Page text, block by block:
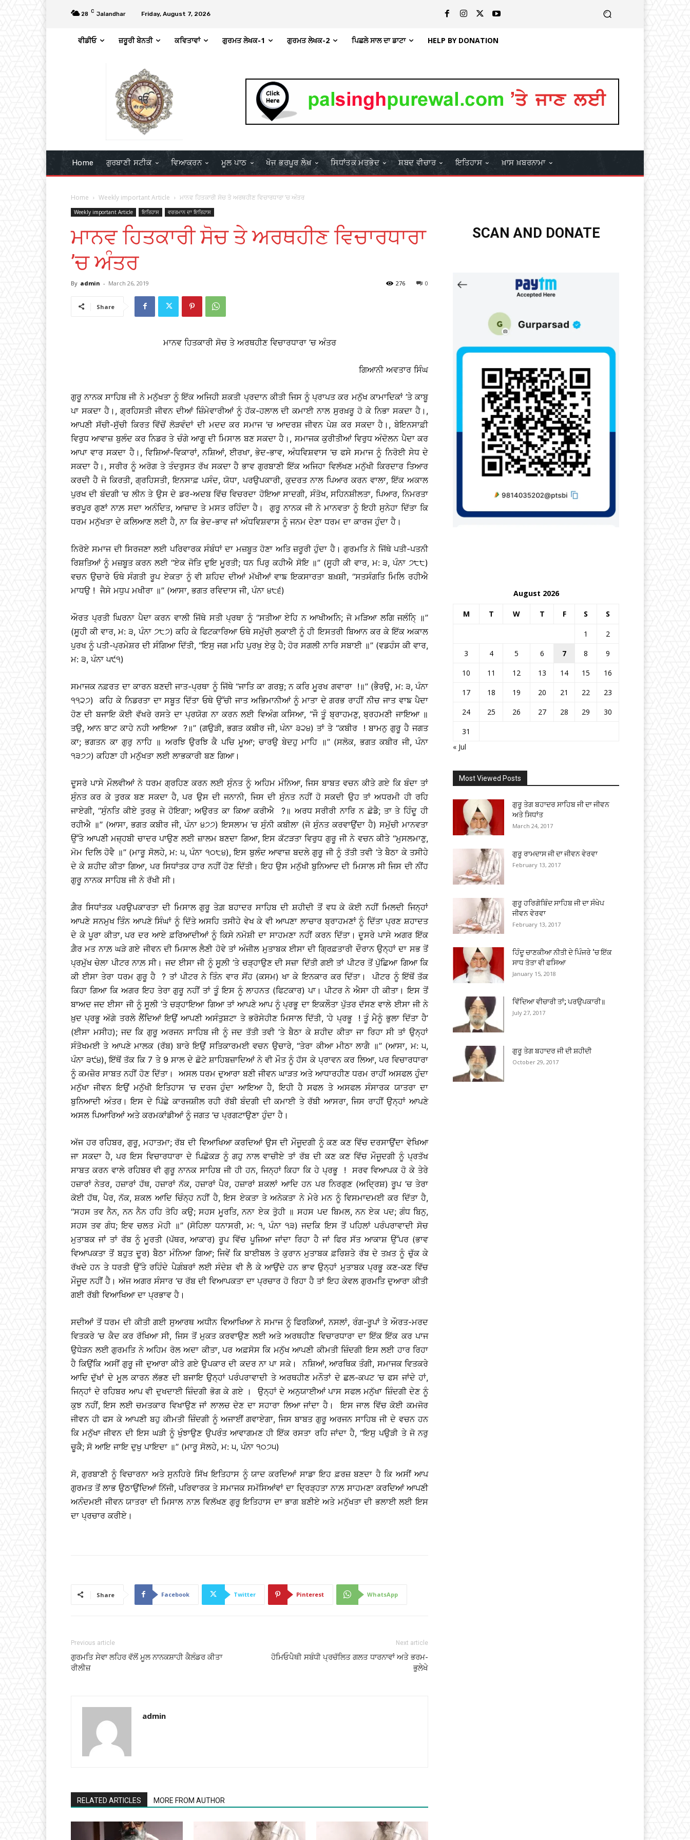
28 C Jalandhar Friday, August 7, 2026
ਵੀਡੀਓ ਜ਼ਰੂਰੀ ਬੇਨਤੀ ਕਵਿਤਾਵਾਂ ਗੁਰਮਤ ਲੇਖਕ-1 ਗੁਰਮਤ ਲੇਖਕ-2 ਪਿਛਲੇ ਸਾਲ ਦਾ ਡਾਟਾ HELP BY DONATION
Home ਗੁਰਬਾਣੀ ਸਟੀਕ ਵਿਆਕਰਨ ਮੂਲ ਪਾਠ ਖੋਜ ਭਰਪੂਰ ਲੇਖ ਸਿਧਾਂਤਕ ਮਤਭੇਦ ਸ਼ਬਦ ਵੀਚਾਰ ਇਤਿਹਾਸ ਖ਼ਾਸ ਖ਼ਬਰਨਾਮਾ
Home Weekly important Article ਮਾਨਵ ਹਿਤਕਾਰੀ ਸੋਚ ਤੇ ਅਰਥਹੀਣ ਵਿਚਾਰਧਾਰਾ ’ਚ ਅੰਤਰ
Weekly important Article ਇਤਿਹਾਸ ਵਰਤਮਾਨ ਦਾ ਇਤਿਹਾਸ
ਮਾਨਵ ਹਿਤਕਾਰੀ ਸੋਚ ਤੇ ਅਰਥਹੀਣ ਵਿਚਾਰਧਾਰਾ
’ਚ ਅੰਤਰ
By admin - March 26, 2019 0
276
Share
ਮਾਨਵ ਹਿਤਕਾਰੀ ਸੋਚ ਤੇ ਅਰਥਹੀਣ ਵਿਚਾਰਧਾਰਾ ’ਚ ਅੰਤਰ
ਗਿਆਨੀ ਅਵਤਾਰ ਸਿੰਘ
ਗੁਰੂ ਨਾਨਕ ਸਾਹਿਬ ਜੀ ਨੇ ਮਨੁੱਖਤਾ ਨੂੰ ਇੱਕ ਅਜਿਹੀ ਸ਼ਕਤੀ ਪ੍ਰਦਾਨ ਕੀਤੀ ਜਿਸ ਨੂੰ ਪ੍ਰਾਪਤ ਕਰ ਮਨੁੱਖ ਕਾਮਾਦਿਕਾਂ ’ਤੇ ਕਾਬੂ
ਪਾ ਸਕਦਾ ਹੈ।, ਗ੍ਰਹਿਸਤੀ ਜੀਵਨ ਦੀਆਂ ਜ਼ਿੰਮੇਵਾਰੀਆਂ ਨੂੰ ਹੱਕ-ਹਲਾਲ ਦੀ ਕਮਾਈ ਨਾਲ ਸੁਰਖ਼ਰੂ ਹੋ ਕੇ ਨਿਭਾ ਸਕਦਾ ਹੈ।,
ਆਪਣੀ ਸੱਚੀ-ਸੁੱਚੀ ਕਿਰਤ ਵਿੱਚੋਂ ਲੋੜਵੰਦਾਂ ਦੀ ਮਦਦ ਕਰ ਸਮਾਜ ’ਚ ਆਦਰਸ਼ ਜੀਵਨ ਪੇਸ਼ ਕਰ ਸਕਦਾ ਹੈ।, ਬੇਇਨਸਾਫ਼ੀ
ਵਿਰੁਧ ਆਵਾਜ਼ ਬੁਲੰਦ ਕਰ ਨਿਡਰ ਤੇ ਚੰਗੇ ਆਗੂ ਦੀ ਮਿਸਾਲ ਬਣ ਸਕਦਾ ਹੈ।, ਸਮਾਜਕ ਕੁਰੀਤੀਆਂ ਵਿਰੁਧ ਅੰਦੋਲਨ ਪੈਦਾ ਕਰ
ਆਪਾ ਵਾਰ ਸਕਦਾ ਹੈ।, ਵਿਸ਼ਿਆਂ-ਵਿਕਾਰਾਂ, ਨਸ਼ਿਆਂ, ਈਰਖਾ, ਭੇਦ-ਭਾਵ, ਅੰਧਵਿਸ਼ਵਾਸ ’ਚ ਫਸੇ ਸਮਾਜ ਨੂੰ ਨਿਰੋਈ ਸੇਧ ਦੇ
ਸਕਦਾ ਹੈ।, ਸਰੀਰ ਨੂੰ ਅਰੋਗ ਤੇ ਤੰਦਰੁਸਤ ਰੱਖ ਸਕਦਾ ਹੈ ਭਾਵ ਗੁਰਬਾਣੀ ਇੱਕ ਅਜਿਹਾ ਵਿਲੱਖਣ ਮਨੁੱਖੀ ਕਿਰਦਾਰ ਤਿਆਰ
ਕਰਦੀ ਹੈ ਜੋ ਕਿਰਤੀ, ਗ੍ਰਹਿਸਤੀ, ਇਨਸਾਫ਼ ਪਸੰਦ, ਯੋਧਾ, ਪਰਉਪਕਾਰੀ, ਕੁਦਰਤ ਨਾਲ ਪਿਆਰ ਕਰਨ ਵਾਲਾ, ਇੱਕ ਅਕਾਲ
ਪੁਰਖ ਦੀ ਬੰਦਗੀ ’ਚ ਲੀਨ ਤੇ ਉਸ ਦੇ ਡਰ-ਅਦਬ ਵਿੱਚ ਵਿਚਰਦਾ ਹੋਇਆ ਸਾਦਗੀ, ਸੰਤੋਖ, ਸਹਿਨਸ਼ੀਲਤਾ, ਪਿਆਰ, ਨਿਮਰਤਾ
ਭਰਪੂਰ ਗੁਣਾਂ ਨਾਲ਼ ਸਦਾ ਅਨੰਦਿਤ, ਆਜ਼ਾਦ ਤੇ ਮਸਤ ਰਹਿੰਦਾ ਹੈ। ਗੁਰੂ ਨਾਨਕ ਜੀ ਨੇ ਮਾਨਵਤਾ ਨੂੰ ਇਹੀ ਸੁਨੇਹਾ ਦਿੱਤਾ ਕਿ
ਧਰਮ ਮਨੁੱਖਤਾ ਦੇ ਕਲਿਆਣ ਲਈ ਹੈ, ਨਾ ਕਿ ਭੇਦ-ਭਾਵ ਜਾਂ ਅੰਧਵਿਸ਼ਵਾਸ ਨੂੰ ਜਨਮ ਦੇਣਾ ਧਰਮ ਦਾ ਕਾਰਜ ਹੁੰਦਾ ਹੈ।
ਨਿਰੋਏ ਸਮਾਜ ਦੀ ਸਿਰਜਣਾ ਲਈ ਪਰਿਵਾਰਕ ਸੰਬੰਧਾਂ ਦਾ ਮਜ਼ਬੂਤ ਹੋਣਾ ਅਤਿ ਜ਼ਰੂਰੀ ਹੁੰਦਾ ਹੈ। ਗੁਰਮਤਿ ਨੇ ਜਿੱਥੇ ਪਤੀ-ਪਤਨੀ
ਰਿਸ਼ਤਿਆਂ ਨੂੰ ਮਜ਼ਬੂਤ ਕਰਨ ਲਈ ‘‘ਏਕ ਜੋਤਿ ਦੁਇ ਮੂਰਤੀ; ਧਨ ਪਿਰੁ ਕਹੀਐ ਸੋਇ ॥’’ (ਸੂਹੀ ਕੀ ਵਾਰ, ਮ: ੩, ਪੰਨਾ ੭੮੮)
ਵਚਨ ਉਚਾਰੇ ਓਥੇ ਸੰਗਤੀ ਰੂਪ ਏਕਤਾ ਨੂੰ ਵੀ ਸ਼ਹਿਦ ਦੀਆਂ ਮੱਖੀਆਂ ਵਾਙ ਇਕਸਾਰਤਾ ਬਖ਼ਸ਼ੀ, ‘‘ਸਤਸੰਗਤਿ ਮਿਲਿ ਰਹੀਐ
ਮਾਧਉ ! ਜੈਸੇ ਮਧੁਪ ਮਖੀਰਾ ॥’’ (ਆਸਾ, ਭਗਤ ਰਵਿਦਾਸ ਜੀ, ਪੰਨਾ ੪੮੬)
ਔਰਤ ਪ੍ਰਤੀ ਘਿਰਨਾ ਪੈਦਾ ਕਰਨ ਵਾਲੀ ਜਿੱਥੇ ਸਤੀ ਪ੍ਰਥਾ ਨੂੰ ‘‘ਸਤੀਆ ਏਹਿ ਨ ਆਖੀਅਨਿ; ਜੋ ਮੜਿਆ ਲਗਿ ਜਲੰਨਿ੍ ॥’’
(ਸੂਹੀ ਕੀ ਵਾਰ, ਮ: ੩, ਪੰਨਾ ੭੮੭) ਕਹਿ ਕੇ ਫਿਟਕਾਰਿਆ ਓਥੇ ਸਮੁੱਚੀ ਲੁਕਾਈ ਨੂੰ ਹੀ ਇਸਤਰੀ ਬਿਆਨ ਕਰ ਕੇ ਇੱਕ ਅਕਾਲ
ਪੁਰਖ ਨੂੰ ਪਤੀ-ਪ੍ਰਮੇਸ਼ਰ ਦੀ ਸੰਗਿਆ ਦਿੱਤੀ, ‘‘ਇਸੁ ਜਗ ਮਹਿ ਪੁਰਖੁ ਏਕੁ ਹੈ; ਹੋਰ ਸਗਲੀ ਨਾਰਿ ਸਬਾਈ ॥’’ (ਵਡਹੰਸ ਕੀ ਵਾਰ,
ਮ: ੩, ਪੰਨਾ ੫੯੧)
ਸਮਾਜਕ ਨਫ਼ਰਤ ਦਾ ਕਾਰਨ ਬਣਦੀ ਜਾਤ-ਪ੍ਰਥਾ ਨੂੰ ਜਿੱਥੇ ‘‘ਜਾਤਿ ਕਾ ਗਰਬੁ; ਨ ਕਰਿ ਮੂਰਖ ਗਵਾਰਾ !॥’’ (ਭੈਰਉ, ਮ: ੩, ਪੰਨਾ
੧੧੨੭) ਕਹਿ ਕੇ ਨਿਡਰਤਾ ਦਾ ਸਬੂਤ ਦਿੱਤਾ ਓਥੇ ਉੱਚੀ ਜਾਤ ਅਭਿਮਾਨੀਆਂ ਨੂੰ ਮਾਤਾ ਦੇ ਗਰਭ ਰਾਹੀਂ ਨੀਚ ਜਾਤ ਵਾਙ ਪੈਦਾ
ਹੋਣ ਦੀ ਬਜਾਇ ਕੋਈ ਵੱਖਰੇ ਰਸਤੇ ਦਾ ਪ੍ਰਯੋਗ ਨਾ ਕਰਨ ਲਈ ਵਿਅੰਗ ਕਸਿਆ, ‘‘ਜੌ ਤੂੰ ਬ੍ਰਾਹਮਣੁ, ਬ੍ਰਹਮਣੀ ਜਾਇਆ ॥
ਤਉ, ਆਨ ਬਾਟ ਕਾਹੇ ਨਹੀ ਆਇਆ ?॥’’ (ਗਉੜੀ, ਭਗਤ ਕਬੀਰ ਜੀ, ਪੰਨਾ ੩੨੪) ਤਾਂ ਤੇ ‘‘ਕਬੀਰ ! ਬਾਮਨੁ ਗੁਰੂ ਹੈ ਜਗਤ
ਕਾ; ਭਗਤਨ ਕਾ ਗੁਰੁ ਨਾਹਿ ॥ ਅਰਝਿ ਉਰਝਿ ਕੈ ਪਚਿ ਮੂਆ; ਚਾਰਉ ਬੇਦਹੁ ਮਾਹਿ ॥’’ (ਸਲੋਕ, ਭਗਤ ਕਬੀਰ ਜੀ, ਪੰਨਾ
੧੩੭੭) ਕਹਿਣਾ ਹੀ ਮਨੁੱਖਤਾ ਲਈ ਲਾਭਕਾਰੀ ਬਣ ਗਿਆ।
ਦੂਸਰੇ ਪਾਸੇ ਮੌਲਵੀਆਂ ਨੇ ਧਰਮ ਗ੍ਰਹਿਣ ਕਰਨ ਲਈ ਸੁੰਨਤ ਨੂੰ ਅਹਿਮ ਮੰਨਿਆ, ਜਿਸ ਬਾਬਤ ਵਚਨ ਕੀਤੇ ਗਏ ਕਿ ਬੰਦਾ ਤਾਂ
ਸੁੰਨਤ ਕਰ ਕੇ ਤੁਰਕ ਬਣ ਸਕਦਾ ਹੈ, ਪਰ ਉਸ ਦੀ ਜਨਾਨੀ, ਜਿਸ ਦੀ ਸੁੰਨਤ ਨਹੀਂ ਹੋ ਸਕਦੀ ਉਹ ਤਾਂ ਅਧਰਮੀ ਹੀ ਰਹਿ
ਜਾਏਗੀ, ‘‘ਸੁੰਨਤਿ ਕੀਏ ਤੁਰਕੁ ਜੇ ਹੋਇਗਾ; ਅਉਰਤ ਕਾ ਕਿਆ ਕਰੀਐ ?॥ ਅਰਧ ਸਰੀਰੀ ਨਾਰਿ ਨ ਛੋਡੈ; ਤਾ ਤੇ ਹਿੰਦੂ ਹੀ
ਰਹੀਐ ॥’’ (ਆਸਾ, ਭਗਤ ਕਬੀਰ ਜੀ, ਪੰਨਾ ੪੭੭) ਇਸਲਾਮ ’ਚ ਸੁੰਨੀ ਕਬੀਲਾ (ਜੋ ਸੁੰਨਤ ਕਰਵਾਉਂਦਾ ਹੈ) ਸਮੁੱਚੀ ਮਾਨਵਤਾ
ਉੱਤੇ ਆਪਣੀ ਮਜ਼੍ਹਬੀ ਚਾਦਰ ਪਾਉਣ ਲਈ ਜ਼ਾਲਮ ਬਣਦਾ ਗਿਆ, ਇਸ ਕੱਟੜਤਾ ਵਿਰੁਧ ਗੁਰੂ ਜੀ ਨੇ ਵਚਨ ਕੀਤੇ ‘‘ਮੁਸਲਮਾਣੁ,
ਮੋਮ ਦਿਲਿ ਹੋਵੈ ॥’’ (ਮਾਰੂ ਸੋਲਹੇ, ਮ: ੫, ਪੰਨਾ ੧੦੮੪), ਇਸ ਬੁਲੰਦ ਆਵਾਜ਼ ਬਦਲੇ ਗੁਰੂ ਜੀ ਨੂੰ ਤੱਤੀ ਤਵੀ ’ਤੇ ਬੈਠਾ ਕੇ ਤਸੀਹੇ
ਦੇ ਕੇ ਸ਼ਹੀਦ ਕੀਤਾ ਗਿਆ, ਪਰ ਸਿਧਾਂਤਕ ਹਾਰ ਨਹੀਂ ਹੋਣ ਦਿੱਤੀ। ਇਹ ਉਸ ਮਨੁੱਖੀ ਬੁਨਿਆਦ ਦੀ ਮਿਸਾਲ ਸੀ ਜਿਸ ਦੀ ਨੀਂਹ
ਗੁਰੂ ਨਾਨਕ ਸਾਹਿਬ ਜੀ ਨੇ ਰੱਖੀ ਸੀ।
ਗ਼ੈਰ ਸਿਧਾਂਤਕ ਪਰਉਪਕਾਰਤਾ ਦੀ ਮਿਸਾਲ ਗੁਰੂ ਤੇਗ਼ ਬਹਾਦਰ ਸਾਹਿਬ ਦੀ ਸ਼ਹੀਦੀ ਤੋਂ ਵਧ ਕੇ ਕੋਈ ਨਹੀਂ ਮਿਲਦੀ ਜਿਨ੍ਹਾਂ
ਆਪਣੇ ਸਨਮੁਖ ਤਿੰਨ ਆਪਣੇ ਸਿੰਘਾਂ ਨੂੰ ਦਿੱਤੇ ਅਸਹਿ ਤਸੀਹੇ ਵੇਖ ਕੇ ਵੀ ਆਪਣਾ ਲਾਚਾਰ ਬ੍ਰਾਹਮਣਾਂ ਨੂੰ ਦਿੱਤਾ ਪ੍ਰਣ ਸ਼ਹਾਦਤ
ਦੇ ਕੇ ਪੂਰਾ ਕੀਤਾ, ਪਰ ਦਰ ਆਏ ਫ਼ਰਿਆਦੀਆਂ ਨੂੰ ਕਿਸੇ ਨਮੋਸ਼ੀ ਦਾ ਸਾਹਮਣਾ ਨਹੀਂ ਕਰਨ ਦਿੱਤਾ। ਦੂਸਰੇ ਪਾਸੇ ਅਗਰ ਇੱਕ
ਗ਼ੈਰ ਮਤ ਨਾਲ਼ ਘੜੇ ਗਏ ਜੀਵਨ ਦੀ ਮਿਸਾਲ ਲੈਣੀ ਹੋਵੇ ਤਾਂ ਅੰਜੀਲ ਮੁਤਾਬਕ ਈਸਾ ਦੀ ਗ੍ਰਿਫ਼ਤਾਰੀ ਦੌਰਾਨ ਉਨ੍ਹਾਂ ਦਾ ਸਭ ਤੋਂ
ਪ੍ਰਮੁੱਖ ਚੇਲਾ ਪੀਟਰ ਨਾਲ਼ ਸੀ। ਜਦ ਈਸਾ ਜੀ ਨੂੰ ਸੂਲ਼ੀ ’ਤੇ ਚੜ੍ਹਾਉਣ ਦੀ ਸਜ਼ਾ ਦਿੱਤੀ ਗਈ ਤਾਂ ਪੀਟਰ ਤੋਂ ਪੁੱਛਿਆ ਗਿਆ ਕਿ
ਕੀ ਈਸਾ ਤੇਰਾ ਧਰਮ ਗੁਰੂ ਹੈ ? ਤਾਂ ਪੀਟਰ ਨੇ ਤਿੰਨ ਵਾਰ ਸੋਂਹ (ਕਸਮ) ਖਾ ਕੇ ਇਨਕਾਰ ਕਰ ਦਿੱਤਾ। ਪੀਟਰ ਨੂੰ ਇੱਥੋਂ ਤੱਕ
ਕਿਹਾ ਗਿਆ ਕਿ ਅਗਰ ਇਹ ਤੇਰਾ ਗੁਰੂ ਨਹੀਂ ਤਾਂ ਤੂੰ ਇਸ ਨੂੰ ਲਾਹਨਤ (ਫਿਟਕਾਰ) ਪਾ। ਪੀਟਰ ਨੇ ਐਸਾ ਹੀ ਕੀਤਾ। ਇਸ ਤੋਂ
ਬਾਅਦ ਜਦ ਈਸਾ ਜੀ ਨੂੰ ਸੂਲੀ ’ਤੇ ਚੜ੍ਹਾਇਆ ਗਿਆ ਤਾਂ ਆਪਣੇ ਆਪ ਨੂੰ ਪ੍ਰਭੂ ਦਾ ਇਕਲੌਤਾ ਪੁੱਤਰ ਦੱਸਣ ਵਾਲੇ ਈਸਾ ਜੀ ਨੇ
ਖ਼ੁਦ ਪ੍ਰਭੂ ਅੱਗੇ ਤਰਲੇ ਲੈਂਦਿਆਂ ਇਉਂ ਆਪਣੀ ਅਸੰਤੁਸ਼ਟਾ ਤੇ ਭਰੋਸੇਹੀਣ ਮਿਸਾਲ ਦਿੱਤੀ, ‘ਹੇ ਪ੍ਰਭੂ ! ਤੂੰ ਮੈਨੂੰ ਭੁਲਾ ਦਿੱਤਾ ਹੈ’
(ਈਸਾ ਮਸੀਹ); ਜਦ ਕਿ ਗੁਰੂ ਅਰਜਨ ਸਾਹਿਬ ਜੀ ਨੂੰ ਜਦ ਤੱਤੀ ਤਵੀ ’ਤੇ ਬੈਠਾ ਕੇ ਸ਼ਹੀਦ ਕੀਤਾ ਜਾ ਰਿਹਾ ਸੀ ਤਾਂ ਉਨ੍ਹਾਂ
ਸੰਤੋਖਮਈ ਤੇ ਆਪਣੇ ਮਾਲਕ (ਰੱਬ) ਬਾਰੇ ਇਉਂ ਸਤਿਕਾਰਮਈ ਵਚਨ ਉਚਾਰੇ, ‘‘ਤੇਰਾ ਕੀਆ ਮੀਠਾ ਲਾਗੈ ॥’’ (ਆਸਾ, ਮ: ੫,
ਪੰਨਾ ੩੯੪), ਇੱਥੋਂ ਤੱਕ ਕਿ 7 ਤੇ 9 ਸਾਲ ਦੇ ਛੋਟੇ ਸ਼ਾਹਿਬਜ਼ਾਦਿਆਂ ਨੇ ਵੀ ਮੌਤ ਨੂੰ ਹੱਸ ਕੇ ਪ੍ਰਾਵਨ ਕਰ ਲਿਆ, ਪਰ ਵਿਚਾਰਧਾਰਾ
ਨੂੰ ਕਮਜ਼ੋਰ ਸਾਬਤ ਨਹੀਂ ਹੋਣ ਦਿੱਤਾ। ਅਸਲ ਧਰਮ ਦੁਆਰਾ ਬਣੀ ਜੀਵਨ ਘਾੜਤ ਅਤੇ ਆਧਾਰਹੀਣ ਧਰਮ ਰਾਹੀਂ ਅਸਫਲ ਹੁੰਦਾ
ਮਨੁੱਖਾ ਜੀਵਨ ਇਉਂ ਮਨੁੱਖੀ ਇਤਿਹਾਸ ’ਚ ਦਰਜ ਹੁੰਦਾ ਆਇਆ ਹੈ, ਇਹੀ ਹੈ ਸਫਲ ਤੇ ਅਸਫਲ ਸੰਸਾਰਕ ਯਾਤਰਾ ਦਾ
ਬੁਨਿਆਦੀ ਅੰਤਰ। ਇਸ ਦੇ ਪਿੱਛੇ ਕਾਰਜਸ਼ੀਲ ਰਹੀ ਰੱਬੀ ਬੰਦਗੀ ਦੀ ਕਮਾਈ ਤੇ ਰੱਬੀ ਆਸਰਾ, ਜਿਸ ਰਾਹੀਂ ਉਨ੍ਹਾਂ ਆਪਣੇ
ਅਸਲ ਪਿਆਰਿਆਂ ਅਤੇ ਕਰਮਕਾਂਡੀਆਂ ਨੂੰ ਜਗਤ ’ਚ ਪ੍ਰਗਟਾਉਣਾ ਹੁੰਦਾ ਹੈ।
ਅੱਜ ਹਰ ਰਹਿਬਰ, ਗੁਰੂ, ਮਹਾਤਮਾ; ਰੱਬ ਦੀ ਵਿਆਖਿਆ ਕਰਦਿਆਂ ਉਸ ਦੀ ਮੌਜੂਦਗੀ ਨੂੰ ਕਣ ਕਣ ਵਿੱਚ ਦਰਸਾਉਂਦਾ ਵੇਖਿਆ
ਜਾ ਸਕਦਾ ਹੈ, ਪਰ ਇਸ ਵਿਚਾਰਧਾਰਾ ਦੇ ਪਿਛੋਕੜ ਨੂੰ ਗਹੁ ਨਾਲ ਵਾਚੀਏ ਤਾਂ ਰੱਬ ਦੀ ਕਣ ਕਣ ਵਿੱਚ ਮੌਜੂਦਗੀ ਨੂੰ ਪ੍ਰਤੱਖ
ਸਾਬਤ ਕਰਨ ਵਾਲੇ ਰਹਿਬਰ ਵੀ ਗੁਰੂ ਨਾਨਕ ਸਾਹਿਬ ਜੀ ਹੀ ਹਨ, ਜਿਨ੍ਹਾਂ ਕਿਹਾ ਕਿ ਹੇ ਪ੍ਰਭੂ ! ਸਰਵ ਵਿਆਪਕ ਹੋ ਕੇ ਤੇਰੇ
ਹਜ਼ਾਰਾਂ ਨੇਤਰ, ਹਜ਼ਾਰਾਂ ਹੱਥ, ਹਜ਼ਾਰਾਂ ਨੱਕ, ਹਜ਼ਾਰਾਂ ਪੈਰ, ਹਜ਼ਾਰਾਂ ਸ਼ਕਲਾਂ ਆਦਿ ਹਨ ਪਰ ਨਿਰਗੁਣ (ਅਦ੍ਰਿਸ਼) ਰੂਪ ’ਚ ਤੇਰਾ
ਕੋਈ ਹੱਥ, ਪੈਰ, ਨੱਕ, ਸ਼ਕਲ ਆਦਿ ਚਿੰਨ੍ਹ ਨਹੀਂ ਹੈ, ਇਸ ਏਕਤਾ ਤੇ ਅਨੇਕਤਾ ਨੇ ਮੇਰੇ ਮਨ ਨੂੰ ਵਿਸਮਾਦਮਈ ਕਰ ਦਿੱਤਾ ਹੈ,
‘‘ਸਹਸ ਤਵ ਨੈਨ, ਨਨ ਨੈਨ ਹਹਿ ਤੋਹਿ ਕਉ; ਸਹਸ ਮੂਰਤਿ, ਨਨਾ ਏਕ ਤੁੋਹੀ ॥ ਸਹਸ ਪਦ ਬਿਮਲ, ਨਨ ਏਕ ਪਦ; ਗੰਧ ਬਿਨੁ,
ਸਹਸ ਤਵ ਗੰਧ; ਇਵ ਚਲਤ ਮੋਹੀ ॥’’ (ਸੋਹਿਲਾ ਧਨਾਸਰੀ, ਮ: ੧, ਪੰਨਾ ੧੩) ਜਦਕਿ ਇਸ ਤੋਂ ਪਹਿਲਾਂ ਪਰੰਪਰਾਵਾਦੀ ਸੋਚ
ਮੁਤਾਬਕ ਜਾਂ ਤਾਂ ਰੱਬ ਨੂੰ ਮੂਰਤੀ (ਪੱਥਰ, ਆਕਾਰ) ਰੂਪ ਵਿੱਚ ਪੂਜਿਆ ਜਾਂਦਾ ਰਿਹਾ ਹੈ ਜਾਂ ਫਿਰ ਸੱਤ ਆਕਾਸ਼ ਉੱਪਰ (ਭਾਵ
ਵਿਆਪਕਤਾ ਤੋਂ ਬਹੁਤ ਦੂਰ) ਬੈਠਾ ਮੰਨਿਆ ਗਿਆ; ਜਿਵੇਂ ਕਿ ਬਾਈਬਲ ਤੇ ਕੁਰਾਨ ਮੁਤਾਬਕ ਫ਼ਰਿਸ਼ਤੇ ਰੱਬ ਦੇ ਤਖ਼ਤ ਨੂੰ ਚੁੱਕ ਕੇ
ਰੱਖਦੇ ਹਨ ਤੇ ਧਰਤੀ ਉੱਤੇ ਰਹਿੰਦੇ ਪੈਗ਼ੰਬਰਾਂ ਲਈ ਸੰਦੇਸ਼ ਵੀ ਲੈ ਕੇ ਆਉਂਦੇ ਹਨ ਭਾਵ ਉਨ੍ਹਾਂ ਮੁਤਾਬਕ ਪ੍ਰਭੂ ਕਣ-ਕਣ ਵਿੱਚ
ਮੌਜੂਦ ਨਹੀਂ ਹੈ। ਅੱਜ ਅਗਰ ਸੰਸਾਰ ’ਚ ਰੱਬ ਦੀ ਵਿਆਪਕਤਾ ਦਾ ਪ੍ਰਚਾਰ ਹੋ ਰਿਹਾ ਹੈ ਤਾਂ ਇਹ ਕੇਵਲ ਗੁਰਮਤਿ ਦੁਆਰਾ ਕੀਤੀ
ਗਈ ਰੱਬੀ ਵਿਆਖਿਆ ਦਾ ਪ੍ਰਭਾਵ ਹੈ।
ਸਦੀਆਂ ਤੋਂ ਧਰਮ ਦੀ ਕੀਤੀ ਗਈ ਸੁਆਰਥ ਅਧੀਨ ਵਿਆਖਿਆ ਨੇ ਸਮਾਜ ਨੂੰ ਫਿਰਕਿਆਂ, ਨਸਲਾਂ, ਰੰਗ-ਰੂਪਾਂ ਤੇ ਔਰਤ-ਮਰਦ
ਵਿਤਕਰੇ ’ਚ ਕੈਦ ਕਰ ਰੱਖਿਆ ਸੀ, ਜਿਸ ਤੋਂ ਮੁਕਤ ਕਰਵਾਉਣ ਲਈ ਅਤੇ ਅਰਥਹੀਣ ਵਿਚਾਰਧਾਰਾ ਦਾ ਇੱਕ ਇੱਕ ਕਰ ਪਾਜ
ਉਧੇੜਨ ਲਈ ਗੁਰਮਤਿ ਨੇ ਅਹਿਮ ਰੋਲ ਅਦਾ ਕੀਤਾ, ਪਰ ਅਫ਼ਸੋਸ ਕਿ ਮਨੁੱਖ ਆਪਣੀ ਕੀਮਤੀ ਜ਼ਿੰਦਗੀ ਇਸ ਲਈ ਹਾਰ ਰਿਹਾ
ਹੈ ਕਿਉਂਕਿ ਅਸੀਂ ਗੁਰੂ ਜੀ ਦੁਆਰਾ ਕੀਤੇ ਗਏ ਉਪਕਾਰ ਦੀ ਕਦਰ ਨਾ ਪਾ ਸਕੇ। ਨਸ਼ਿਆਂ, ਆਰਥਿਕ ਤੰਗੀ, ਸਮਾਜਕ ਵਿਤਕਰੇ
ਆਦਿ ਦੁੱਖਾਂ ਦੇ ਮੂਲ ਕਾਰਨ ਲੱਭਣ ਦੀ ਬਜਾਇ ਉਨ੍ਹਾਂ ਪਰੰਪਰਾਵਾਦੀ ਤੇ ਅਰਥਹੀਣ ਮਨੌਤਾਂ ਦੇ ਛਲ-ਕਪਟ ’ਚ ਫਸ ਜਾਂਦੇ ਹਾਂ,
ਜਿਨ੍ਹਾਂ ਦੇ ਰਹਿਬਰ ਆਪ ਵੀ ਦੁਖਦਾਈ ਜ਼ਿੰਦਗੀ ਭੋਗ ਕੇ ਗਏ । ਉਨ੍ਹਾਂ ਦੇ ਅਨੁਯਾਈਆਂ ਪਾਸ ਸਫਲ ਮਨੁੱਖਾ ਜ਼ਿੰਦਗੀ ਦੇਣ ਨੂੰ
ਕੁਝ ਨਹੀਂ, ਇਸ ਲਈ ਚਮਤਕਾਰ ਵਿਖਾਉਣ ਜਾਂ ਲਾਲਚ ਦੇਣ ਦਾ ਸਹਾਰਾ ਲਿਆ ਜਾਂਦਾ ਹੈ। ਇਸ ਜਾਲ ਵਿੱਚ ਕੋਈ ਕਮਜੋਰ
ਜੀਵਨ ਹੀ ਫਸ ਕੇ ਆਪਣੀ ਬਹੁ ਕੀਮਤੀ ਜ਼ਿੰਦਗੀ ਨੂੰ ਅਜਾਈਂ ਗਵਾਏਗਾ, ਜਿਸ ਬਾਬਤ ਗੁਰੂ ਅਰਜਨ ਸਾਹਿਬ ਜੀ ਦੇ ਵਚਨ ਹਨ
ਕਿ ਮਨੁੱਖਾ ਜੀਵਨ ਦੀ ਇਸ ਘੜੀ ਨੂੰ ਖੁੰਝਾਉਣ ਉਪਰੰਤ ਆਵਾਗਮਣ ਹੀ ਇੱਕ ਰਸਤਾ ਰਹਿ ਜਾਂਦਾ ਹੈ, ‘‘ਇਸੁ ਪਉੜੀ ਤੇ ਜੋ ਨਰੁ
ਚੂਕੈ; ਸੋ ਆਇ ਜਾਇ ਦੁਖੁ ਪਾਇਦਾ ॥’’ (ਮਾਰੂ ਸੋਲਹੇ, ਮ: ੫, ਪੰਨਾ ੧੦੭੫)
ਸੋ, ਗੁਰਬਾਣੀ ਨੂੰ ਵਿਚਾਰਨਾ ਅਤੇ ਸੁਨਹਿਰੇ ਸਿੱਖ ਇਤਿਹਾਸ ਨੂੰ ਯਾਦ ਕਰਦਿਆਂ ਸਾਡਾ ਇਹ ਫ਼ਰਜ਼ ਬਣਦਾ ਹੈ ਕਿ ਅਸੀਂ ਆਪ
ਗੁਰਮਤ ਤੋਂ ਲਾਭ ਉਠਾਉਂਦਿਆਂ ਨਿੱਜੀ, ਪਰਿਵਾਰਕ ਤੇ ਸਮਾਜਕ ਸਮੱਸਿਆਂਵਾਂ ਦਾ ਦ੍ਰਿੜ੍ਹਤਾ ਨਾਲ਼ ਸਾਹਮਣਾ ਕਰਦਿਆਂ ਆਪਣੀ
ਅਨੰਦਮਈ ਜੀਵਨ ਯਾਤਰਾ ਦੀ ਮਿਸਾਲ ਨਾਲ਼ ਵਿਲੱਖਣ ਗੁਰੂ ਇਤਿਹਾਸ ਦਾ ਭਾਗ ਬਣੀਏ ਅਤੇ ਮਨੁੱਖਤਾ ਦੀ ਭਲਾਈ ਲਈ ਇਸ
ਦਾ ਪ੍ਰਚਾਰ ਕਰੀਏ।
Share Facebook Twitter Pinterest WhatsApp
Previous article
ਗੁਰਮਤਿ ਸੇਵਾ ਲਹਿਰ ਵੱਲੋਂ ਮੂਲ ਨਾਨਕਸ਼ਾਹੀ ਕੈਲੰਡਰ ਕੀਤਾ
ਰੀਲੀਜ਼
Next article
ਹੋਮਿਓਪੈਥੀ ਸਬੰਧੀ ਪ੍ਰਚੱਲਿਤ ਗਲਤ ਧਾਰਨਾਵਾਂ ਅਤੇ ਭਰਮ-
ਭੁਲੇਖੇ
admin
RELATED ARTICLES MORE FROM AUTHOR
SCAN AND DONATE
August 2026
M T W T F S S
1
2
3
4 5 6 7 8
9
10
11 12 13 14 15
16
17
18 19 20 21 22
23
24
25 26 27 28 29
30
31
« Jul
Most Viewed Posts
ਗੁਰੂ ਤੇਗ ਬਹਾਦਰ ਸਾਹਿਬ ਜੀ ਦਾ ਜੀਵਨ
ਅਤੇ ਸਿਧਾਂਤ
March 24, 2017
ਗੁਰੂ ਰਾਮਦਾਸ ਜੀ ਦਾ ਜੀਵਨ ਵੇਰਵਾ
February 13, 2017
ਗੁਰੂ ਹਰਿਗੋਬਿੰਦ ਸਾਹਿਬ ਜੀ ਦਾ ਸੰਖੇਪ
ਜੀਵਨ ਵੇਰਵਾ
February 13, 2017
ਹਿੰਦੂ ਚਾਣਕੀਆ ਨੀਤੀ ਦੇ ਪਿੰਜਰੇ ‘ਚ ਇੱਕ
ਸਾਧ ਤੋਤਾ ਵੀ ਫਸਿਆ
January 15, 2018
ਵਿੱਦਿਆ ਵੀਚਾਰੀ ਤਾਂ; ਪਰਉਪਕਾਰੀ॥
July 27, 2017
ਗੁਰੂ ਤੇਗ ਬਹਾਦਰ ਜੀ ਦੀ ਸ਼ਹੀਦੀ
October 29, 2017